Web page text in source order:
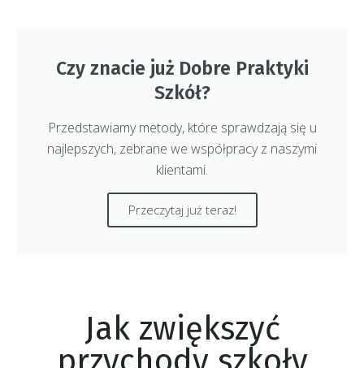
Czy znacie już Dobre Praktyki
Szkół?
Przedstawiamy metody, które sprawdzają się u
najlepszych, zebrane we współpracy z naszymi
klientami.
Przeczytaj już teraz!
Jak zwiększyć